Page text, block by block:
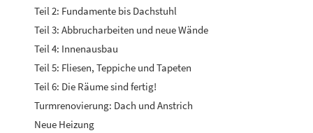
Teil 2: Fundamente bis Dachstuhl
Teil 3: Abbrucharbeiten und neue Wände
Teil 4: Innenausbau
Teil 5: Fliesen, Teppiche und Tapeten
Teil 6: Die Räume sind fertig!
Turmrenovierung: Dach und Anstrich
Neue Heizung